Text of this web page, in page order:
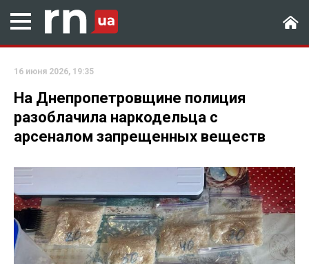
16 июня 2026, 19:35
На Днепропетровщине полиция
разоблачила наркодельца с
арсеналом запрещенных веществ